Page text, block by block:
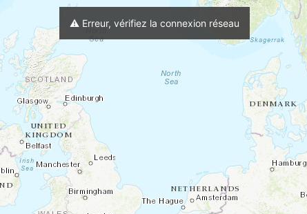
m⟳
Charger trace active au démarrage
⚠️ Erreur, vérifiez la connexion réseau